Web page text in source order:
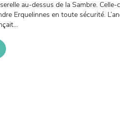
au-dessus de la Sambre.
Erquelinnes en toute sécurité.